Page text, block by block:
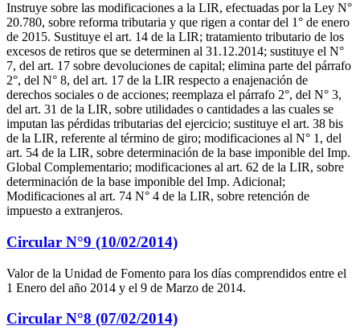
Instruye sobre las modificaciones a la LIR, efectuadas por la Ley N°
20.780, sobre reforma tributaria y que rigen a contar del 1° de enero
de 2015. Sustituye el art. 14 de la LIR; tratamiento tributario de los
excesos de retiros que se determinen al 31.12.2014; sustituye el N°
7, del art. 17 sobre devoluciones de capital; elimina parte del párrafo
2°, del N° 8, del art. 17 de la LIR respecto a enajenación de
derechos sociales o de acciones; reemplaza el párrafo 2°, del N° 3,
del art. 31 de la LIR, sobre utilidades o cantidades a las cuales se
imputan las pérdidas tributarias del ejercicio; sustituye el art. 38 bis
de la LIR, referente al término de giro; modificaciones al N° 1, del
art. 54 de la LIR, sobre determinación de la base imponible del Imp.
Global Complementario; modificaciones al art. 62 de la LIR, sobre
determinación de la base imponible del Imp. Adicional;
Modificaciones al art. 74 N° 4 de la LIR, sobre retención de
impuesto a extranjeros.
Circular N°9 (10/02/2014)
Valor de la Unidad de Fomento para los días comprendidos entre el
1 Enero del año 2014 y el 9 de Marzo de 2014.
Circular N°8 (07/02/2014)